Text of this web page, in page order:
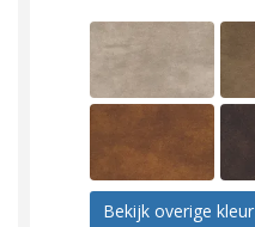
Bekijk overige kleur